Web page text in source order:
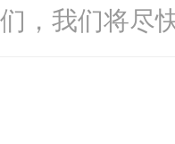
们，我们将尽